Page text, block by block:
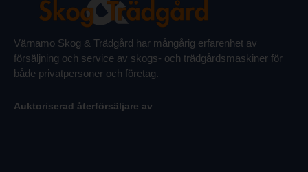
Värnamo Skog & Trädgård har mångårig erfarenhet av
försäljning och service av skogs- och trädgårdsmaskiner för
både privatpersoner och företag.
Auktoriserad återförsäljare av